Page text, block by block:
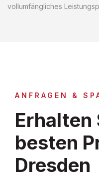
vollumfängliches
ANFRAGEN &
Erhalten
besten
Dresden